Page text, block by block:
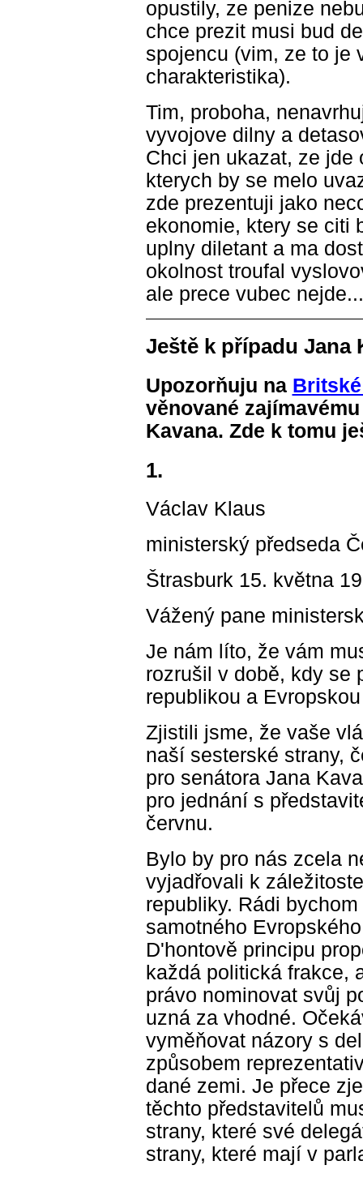
opustily, ze penize
chce prezit musi bud
spojencu (vim, ze to je
charakteristika).
Tim, proboha,
vyvojove dilny a
Chci jen ukazat, ze jde
kterych by se melo
zde prezentuji jako
ekonomie, ktery se citi
uplny diletant a ma
okolnost troufal
ale prece vubec
Ještě k případu Jana
Upozorňuju na
věnované
Kavana. Zde k tomu
1.
Václav Klaus
ministerský předseda
Štrasburk 15. května
Vážený pane
Je nám líto, že vám
rozrušil v době, kdy se
republikou a
Zjistili jsme, že vaše
naší sesterské strany,
pro senátora Jana
pro jednání s
červnu.
Bylo by pro nás zcela
vyjadřovali k
republiky. Rádi
samotného
D'hontově principu
každá politická frakce,
právo nominovat svůj
uzná za vhodné.
vyměňovat názory s
způsobem
dané zemi. Je přece
těchto představitelů
strany, které své
strany, které mají v